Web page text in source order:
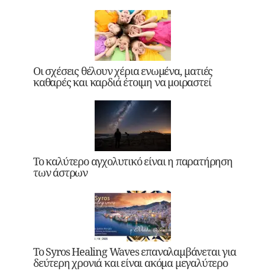
Οι σχέσεις θέλουν χέρια ενωμένα, ματιές
καθαρές και καρδιά έτοιμη να μοιραστεί
Το καλύτερο αγχολυτικό είναι η παρατήρηση
των άστρων
Το Syros Healing Waves επαναλαμβάνεται για
δεύτερη χρονιά και είναι ακόμα μεγαλύτερο